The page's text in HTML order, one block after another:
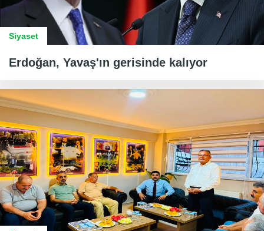
Siyaset
Erdoğan, Yavaş'ın gerisinde kalıyor